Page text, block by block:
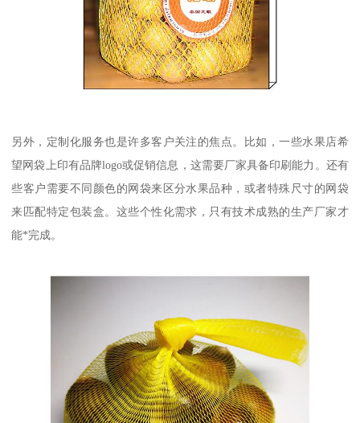
另外，定制化服务也是许多客户关注的焦点。比如，一些水果店希
望网袋上印有品牌logo或促销信息，这需要厂家具备印刷能力。还有
些客户需要不同颜色的网袋来区分水果品种，或者特殊尺寸的网袋
来匹配特定包装盒。这些个性化需求，只有技术成熟的生产厂家才
能*完成。